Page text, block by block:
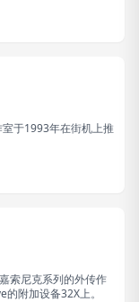
室于1993年在街机上推
索尼克系列的外传作
附加设备32X上。